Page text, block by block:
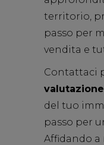
territorio,
passo per
vendita e
Contattaci
del tuo
passo per
Affidando